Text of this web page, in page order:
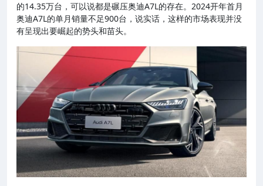
的14.35万台，可以说都是碾压奥迪A7L的存在。2024开年首月
奥迪A7L的单月销量不足900台，说实话，这样的市场表现并没
有呈现出要崛起的势头和苗头。